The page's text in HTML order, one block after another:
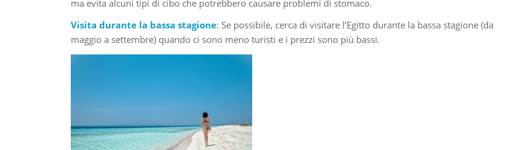
ma evita alcuni tipi di cibo che potrebbero causare problemi di stomaco.
Visita durante la bassa stagione: Se possibile, cerca di visitare l’Egitto durante la bassa stagione (da
maggio a settembre) quando ci sono meno turisti e i prezzi sono più bassi.